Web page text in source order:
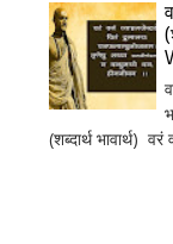
(शब्दार्थ भावार्थ) वरं